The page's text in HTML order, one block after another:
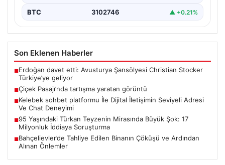
BTC 3102746 ▲ +0.21%
Son Eklenen Haberler
■Erdoğan davet etti: Avusturya Şansölyesi Christian Stocker
Türkiye’ye geliyor
■Çiçek Pasajı’nda tartışma yaratan görüntü
■Kelebek sohbet platformu İle Dijital İletişimin Seviyeli Adresi
Ve Chat Deneyimi
■95 Yaşındaki Türkan Teyzenin Mirasında Büyük Şok: 17
Milyonluk İddiaya Soruşturma
■Bahçelievler’de Tahliye Edilen Binanın Çöküşü ve Ardından
Alınan Önlemler